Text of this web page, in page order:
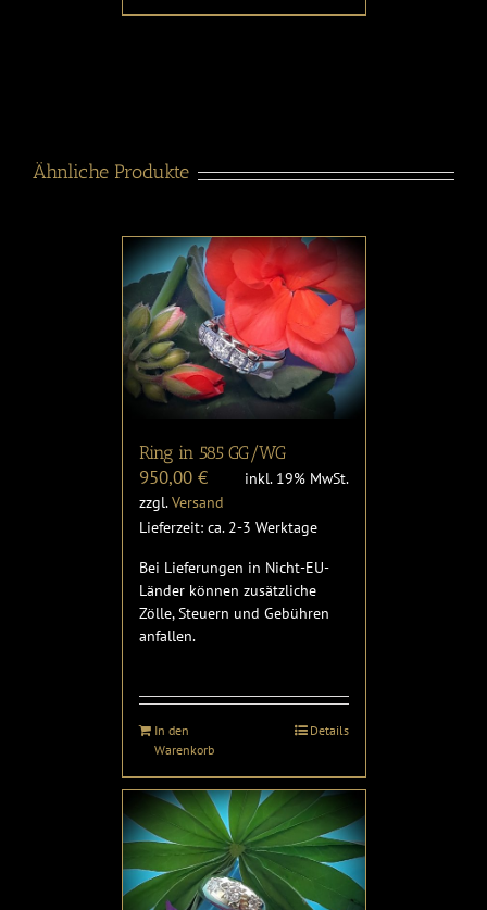
Ähnliche Produkte
Ring in 585 GG/WG
950,00 €
inkl. 19% MwSt.
zzgl.Versand
Lieferzeit: ca. 2-3 Werktage
Bei Lieferungen in Nicht-EU-
Länder können zusätzliche
Zölle, Steuern und Gebühren
anfallen.
In den
Warenkorb
Details